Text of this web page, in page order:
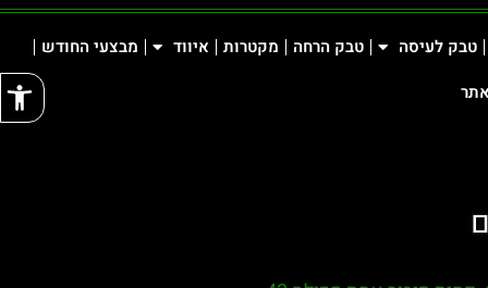
טבק לעיסה טבק הרחה מקטרות איווד
מבצעי החודש